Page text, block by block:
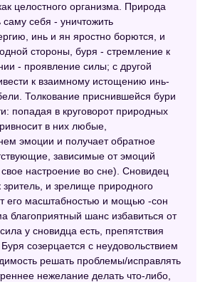
Федоровской
снов
Прозорова
сонник
целостного организма. Природа
саму себя - уничтожить
инь и ян яростно борются, и
стороны, буря - стремление к
- проявление силы; с другой
к взаимному истощению инь-
Толкование приснившейся бури
попадая в круговорот природных
в них любые,
эмоции и получает обратное
зависимые от эмоций
настроение во сне). Сновидец
зритель, и зрелище природного
его масштабностью и мощью -сон
благоприятный шанс избавиться от
у сновидца есть, препятствия
созерцается с неудовольствием
решать проблемы/исправлять
нежелание делать что-либо,